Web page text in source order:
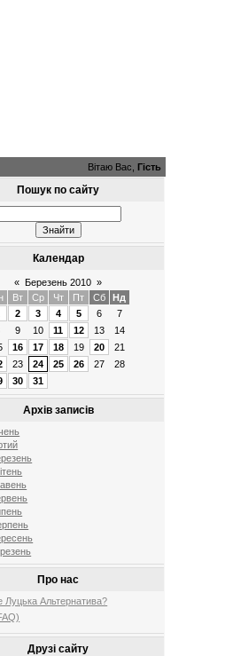
Вітаю Вас, Гість
Пошук по сайту
Календар
« Березень 2010 »
Вт Ср Чт Пт Сб
Нд
2 3 4 5 6
7
9 10 11 12 13
14
16 17 18 19 20
21
23 24 25 26 27
28
30 31
Архів записів
Про нас
Луцька Альтернатива?
Друзі сайту